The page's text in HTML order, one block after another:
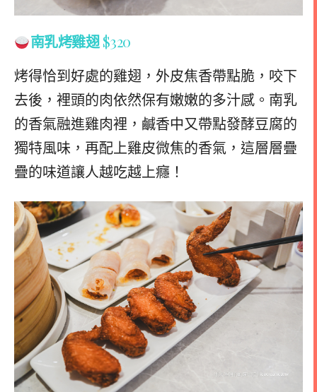
南乳烤雞翅 $320
烤得恰到好處的雞翅，外皮焦香帶點脆，咬下
去後，裡頭的肉依然保有嫩嫩的多汁感。南乳
的香氣融進雞肉裡，鹹香中又帶點發酵豆腐的
獨特風味，再配上雞皮微焦的香氣，這層層疊
疊的味道讓人越吃越上癮！